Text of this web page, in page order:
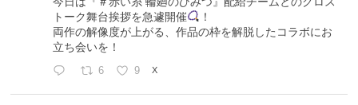
トーク舞台挨拶を急遽開催
！
両作の解像度が上がる、作品の枠を解脱したコラボにお
立ち会いを！
6 9 X